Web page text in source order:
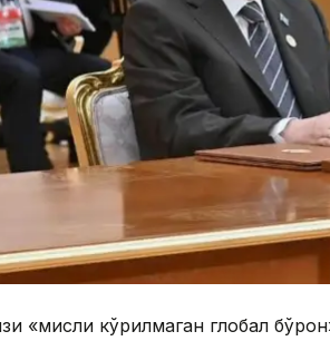
«мисли кўрилмаган глобал